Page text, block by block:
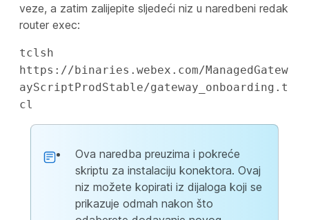
veze, a zatim zalijepite sljedeći niz u naredbeni redak
router exec:
tclsh
https://binaries.webex.com/ManagedGatew
ayScriptProdStable/gateway_onboarding.t
cl
Ova naredba preuzima i pokreće
skriptu za instalaciju konektora. Ovaj
niz možete kopirati iz dijaloga koji se
prikazuje odmah nakon što